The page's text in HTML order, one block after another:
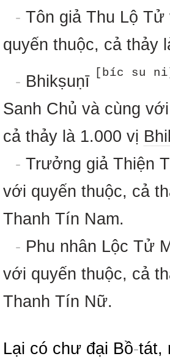
- Tôn giả Thu Lộ
quyến thuộc, cả thảy
- Bhikṣuṇī [bíc su
Sanh Chủ và cùng
cả thảy là 1.000 vị
- Trưởng giả Thiện
với quyến thuộc, cả
Thanh Tín Nam.
- Phu nhân Lộc Tử
với quyến thuộc, cả
Thanh Tín Nữ.
Lại có chư đại Bồ-tát,